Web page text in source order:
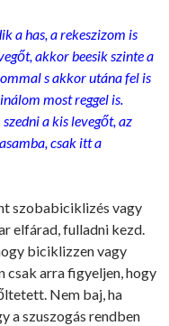
a has, a rekeszizom is
akkor beesik szinte a
s akkor utána fel is
most reggel is.
a kis levegőt, az
csak itt a
szobabiciklizés vagy
elfárad, fulladni kezd.
biciklizzen vagy
csak arra figyeljen, hogy
Nem baj, ha
a szuszogás rendben